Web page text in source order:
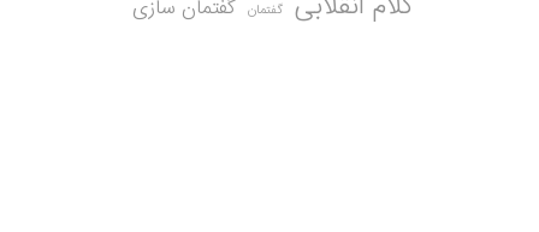
گفتمان گفتمان سازی